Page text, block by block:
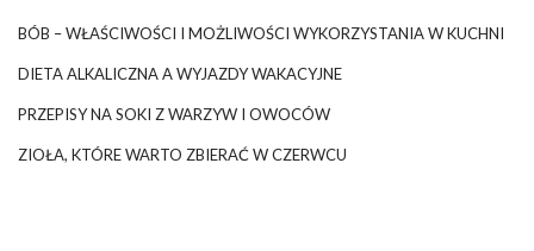
BÓB – WŁAŚCIWOŚCI I MOŻLIWOŚCI WYKORZYSTANIA W KUCHNI
DIETA ALKALICZNA A WYJAZDY WAKACYJNE
PRZEPISY NA SOKI Z WARZYW I OWOCÓW
ZIOŁA, KTÓRE WARTO ZBIERAĆ W CZERWCU